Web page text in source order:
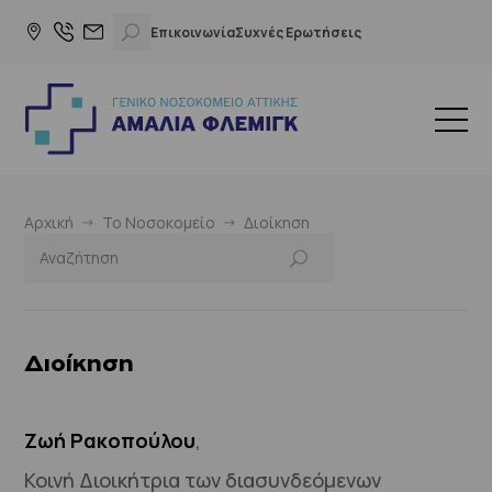
ΕπικοινωνίαΣυχνές Ερωτήσεις
Αρχική Το Νοσοκομείο Διοίκηση
Διοίκηση
Ζωή Ρακοπούλου,
Κοινή Διοικήτρια των διασυνδεόμενων